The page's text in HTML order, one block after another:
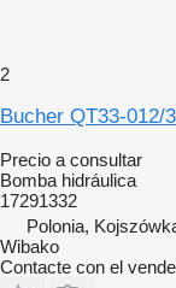
2
Bucher QT33-012/
Precio a consultar
Bomba hidráulica
17291332
Polonia,
Wibako
Contacte con el